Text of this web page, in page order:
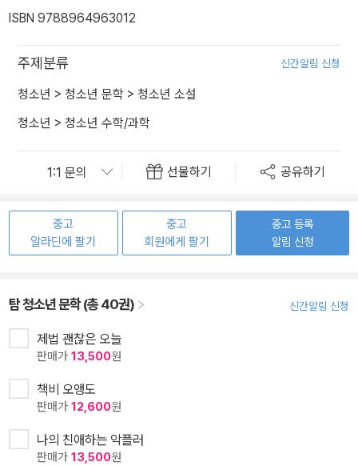
ISBN 9788964963012
주제분류 신간알림 신청
청소년 > 청소년 문학 > 청소년 소설
청소년 > 청소년 수학/과학
선물하기 공유하기
중고
알라딘에 팔기
중고
회원에게 팔기
중고 등록
알림 신청
탐 청소년 문학 (총 40권) 신간알림 신청
제법 괜찮은 오늘
판매가 13,500원
책비 오앵도
판매가 12,600원
나의 친애하는 악플러
판매가 13,500원